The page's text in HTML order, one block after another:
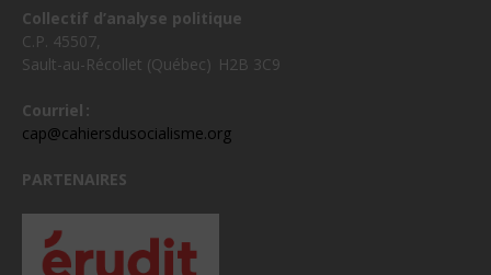
Collectif d’analyse politique
C.P. 45507,
Sault-au-Récollet (Québec) H2B 3C9
Courriel :
cap@cahiersdusocialisme.org
PARTENAIRES